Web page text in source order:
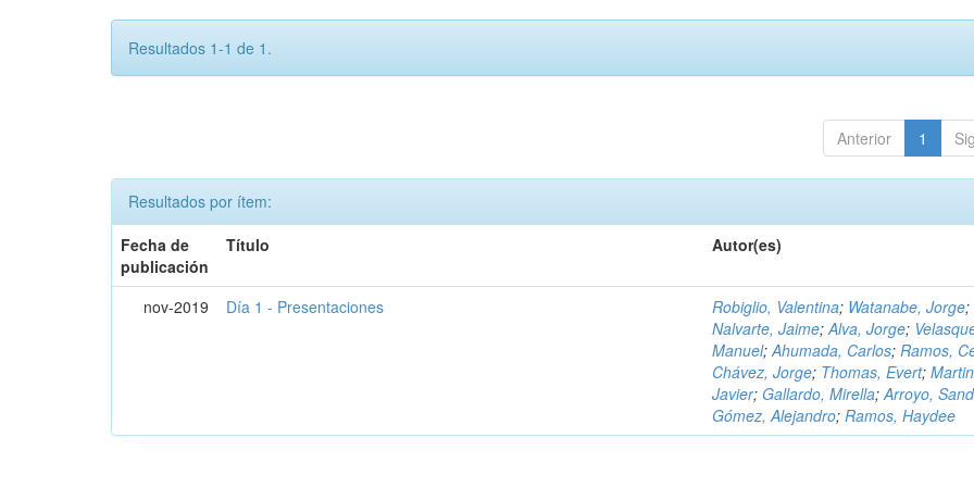
Resultados 1-1 de 1.
Anterior 1
Resultados por ítem:
Fecha de
publicación
Título Autor(es)
nov-2019 Día 1 - Presentaciones Robiglio, Valentina; Watanabe, Jorge;
Nalvarte, Jaime;Alva, Jorge;
Manuel;Ahumada, Carlos;Ramos,
Chávez, Jorge; Thomas, Evert;
Javier; Gallardo, Mirella;Arroyo,
Gómez, Alejandro;Ramos, Haydee